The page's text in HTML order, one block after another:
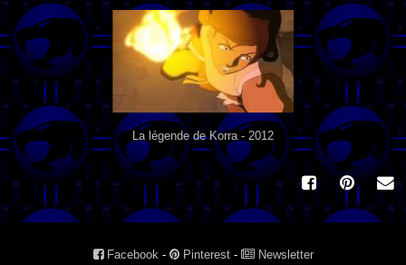
Ajout du dessin animé Genki l'Aventurier de la Chance (2006) dans la
liste.
04/07/2026 -
Ajout d'un dessin animé
Ajout du dessin animé Vilain Petit Canard (2000) dans la liste.
04/07/2026 -
Ajout d'un dessin animé
Ajout du dessin animé Le Noël du vilain petit canard (2003) dans la liste.
La légende de Korra - 2012
Facebook- Pinterest- Newsletter